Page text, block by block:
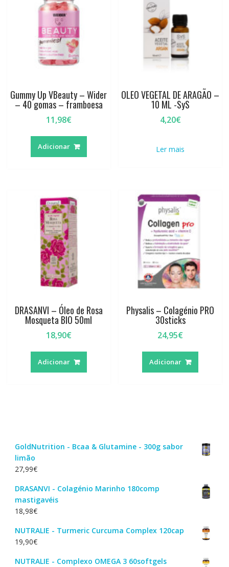
Gummy Up VBeauty – Wider
– 40 gomas – framboesa
11,98€
Adicionar
OLEO VEGETAL DE ARAGÃO –
10 ML -SyS
4,20€
Ler mais
DRASANVI – Óleo de Rosa
Mosqueta BIO 50ml
18,90€
Adicionar
Physalis – Colagénio PRO
30sticks
24,95€
Adicionar
GoldNutrition - Bcaa & Glutamine - 300g sabor
limão
27,99€
DRASANVI - Colagénio Marinho 180comp
mastigavéis
18,98€
NUTRALIE - Turmeric Curcuma Complex 120cap
19,90€
NUTRALIE - Complexo OMEGA 3 60softgels